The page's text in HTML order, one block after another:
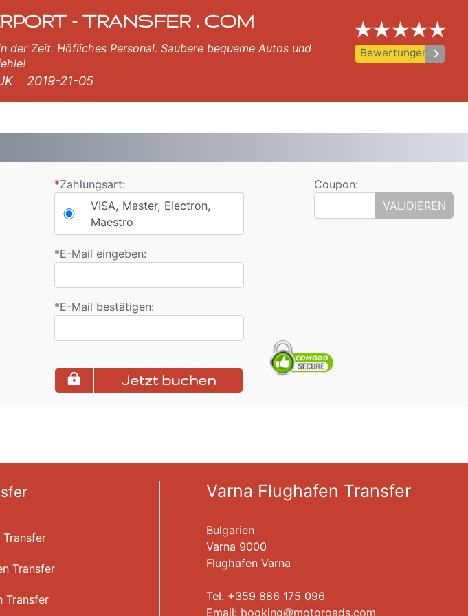
- TRANSFER . COM
der Zeit. Höfliches Personal. Saubere bequeme Autos und
2019-21-05
Bewertungen keyboard_arrow_right
*Zahlungsart:
VISA, Master, Electron,
Maestro
*E-Mail eingeben:
*E-Mail bestätigen:
Jetzt buchen
Coupon:
VALIDIEREN
Transfer
Transfer
Varna Flughafen Transfer
Bulgarien
Varna 9000
Flughafen Varna
Tel: +359 886 175 096
Еmail: booking motoroads.com